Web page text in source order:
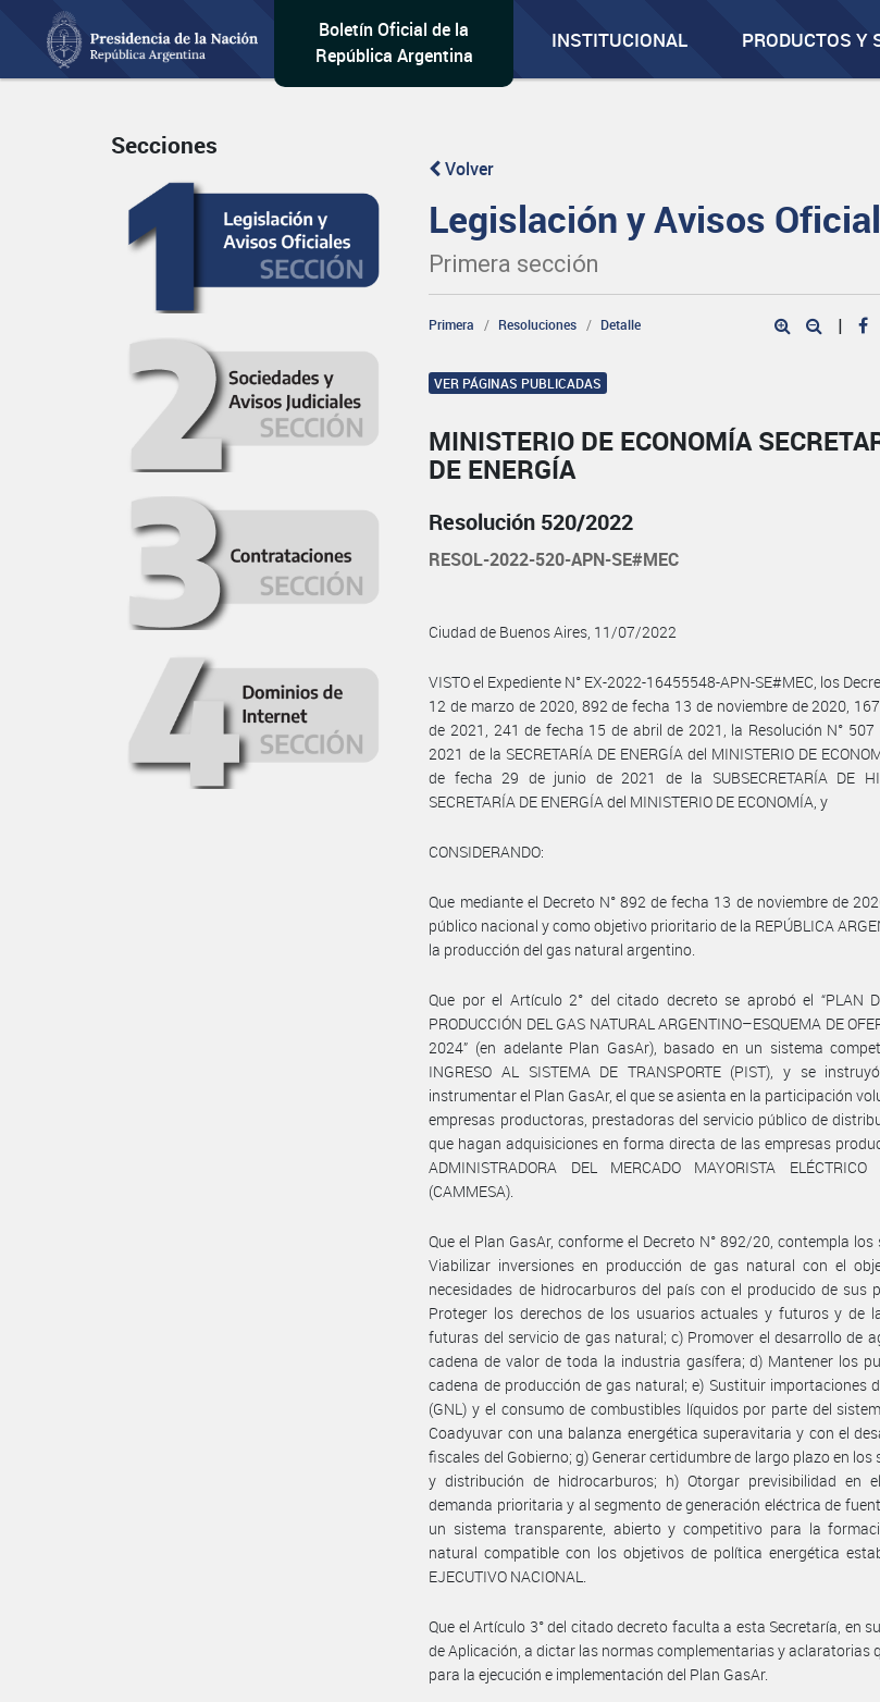
Boletín Oficial de la
República Argentina
INSTITUCIONAL PRODUCTOS Y
Secciones
Volver
Legislación y Avisos
Primera sección
Primera Resoluciones Detalle |
VER PÁGINAS PUBLICADAS
MINISTERIO DE ECONOMÍA
DE ENERGÍA
Resolución 520/2022
RESOL-2022-520-APN-SE#MEC
Ciudad de Buenos Aires, 11/07/2022
VISTO el Expediente N° EX-2022-16455548-APN-SE#MEC, los
12 de marzo de 2020, 892 de fecha 13 de noviembre de 2020,
de 2021, 241 de fecha 15 de abril de 2021, la Resolución N°
2021 de la SECRETARÍA DE ENERGÍA del MINISTERIO DE
de fecha 29 de junio de 2021 de la SUBSECRETARÍA DE
SECRETARÍA DE ENERGÍA del MINISTERIO DE ECONOMÍA, y
CONSIDERANDO:
Que mediante el Decreto N° 892 de fecha 13 de noviembre de
público nacional y como objetivo prioritario de la REPÚBLICA
la producción del gas natural argentino.
Que por el Artículo 2° del citado decreto se aprobó el “PLAN
PRODUCCIÓN DEL GAS NATURAL ARGENTINO–ESQUEMA DE
2024” (en adelante Plan GasAr), basado en un sistema
INGRESO AL SISTEMA DE TRANSPORTE (PIST), y se
instrumentar el Plan GasAr, el que se asienta en la participación
empresas productoras, prestadoras del servicio público de
que hagan adquisiciones en forma directa de las empresas
ADMINISTRADORA DEL MERCADO MAYORISTA ELÉCTRICO
(CAMMESA).
Que el Plan GasAr, conforme el Decreto N° 892/20, contempla
Viabilizar inversiones en producción de gas natural con el
necesidades de hidrocarburos del país con el producido de sus
Proteger los derechos de los usuarios actuales y futuros y de
futuras del servicio de gas natural; c) Promover el desarrollo de
cadena de valor de toda la industria gasífera; d) Mantener los
cadena de producción de gas natural; e) Sustituir importaciones
(GNL) y el consumo de combustibles líquidos por parte del
Coadyuvar con una balanza energética superavitaria y con el
fiscales del Gobierno; g) Generar certidumbre de largo plazo en
y distribución de hidrocarburos; h) Otorgar previsibilidad en
demanda prioritaria y al segmento de generación eléctrica de
un sistema transparente, abierto y competitivo para la
natural compatible con los objetivos de política energética
EJECUTIVO NACIONAL.
Que el Artículo 3° del citado decreto faculta a esta Secretaría, en
de Aplicación, a dictar las normas complementarias y aclaratorias
para la ejecución e implementación del Plan GasAr.